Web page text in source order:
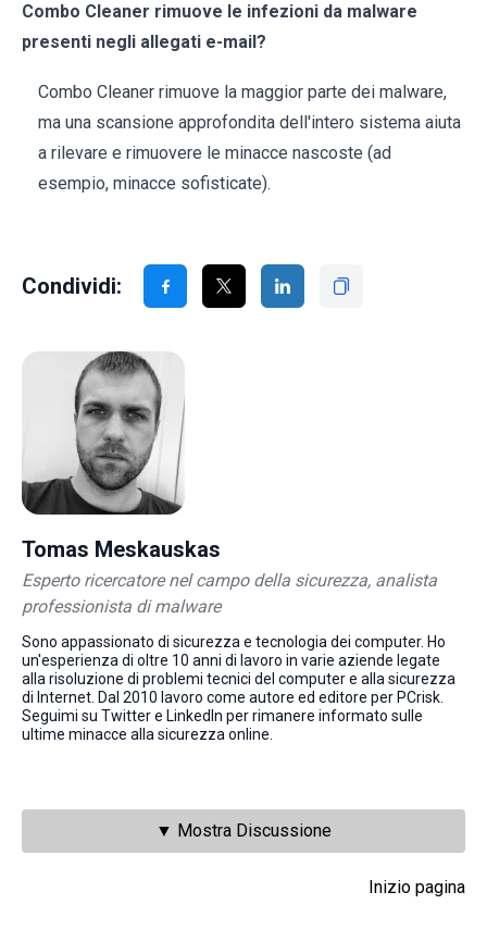
Combo Cleaner rimuove le infezioni da malware
presenti negli allegati e-mail?
Combo Cleaner rimuove la maggior parte dei malware,
ma una scansione approfondita dell'intero sistema aiuta
a rilevare e rimuovere le minacce nascoste (ad
esempio, minacce sofisticate).
Condividi:
Tomas Meskauskas
Esperto ricercatore nel campo della sicurezza, analista
professionista di malware
Sono appassionato di sicurezza e tecnologia dei computer. Ho
un'esperienza di oltre 10 anni di lavoro in varie aziende legate
alla risoluzione di problemi tecnici del computer e alla sicurezza
di Internet. Dal 2010 lavoro come autore ed editore per PCrisk.
Seguimi su Twitter e LinkedIn per rimanere informato sulle
ultime minacce alla sicurezza online.
▼ Mostra Discussione
Inizio pagina